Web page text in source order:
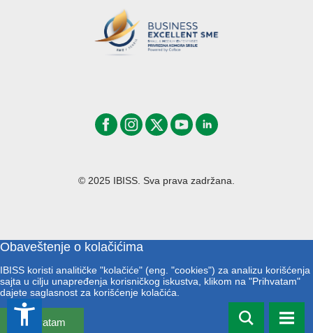
© 2025 IBISS. Sva prava zadržana.
Obaveštenje o kolačićima
IBISS koristi analitičke "kolačiće" (eng. "cookies") za analizu korišćenja
sajta u cilju unapređenja korisničkog iskustva, klikom na "Prihvatam"
dajete saglasnost za korišćenje kolačića.
Prihvatam
accessibility_new